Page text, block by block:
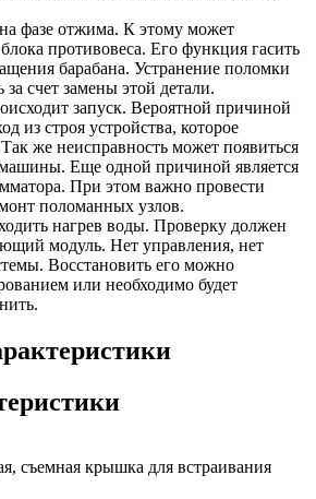
фазе отжима. К этому может
противовеса. Его функция гасить
барабана. Устранение поломки
счет замены этой детали.
запуск. Вероятной причиной
из строя устройства, которое
же неисправность может появиться
Еще одной причиной является
При этом важно провести
поломанных узлов.
нагрев воды. Проверку должен
модуль. Нет управления, нет
Восстановить его можно
или необходимо будет
съемная крышка для встраивания